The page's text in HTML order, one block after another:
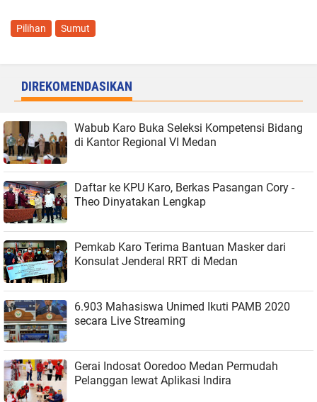
Pilihan Sumut
DIREKOMENDASIKAN
Wabub Karo Buka Seleksi Kompetensi Bidang
di Kantor Regional VI Medan
Daftar ke KPU Karo, Berkas Pasangan Cory -
Theo Dinyatakan Lengkap
Pemkab Karo Terima Bantuan Masker dari
Konsulat Jenderal RRT di Medan
6.903 Mahasiswa Unimed Ikuti PAMB 2020
secara Live Streaming
Gerai Indosat Ooredoo Medan Permudah
Pelanggan lewat Aplikasi Indira